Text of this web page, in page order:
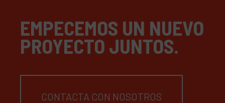
EMPECEMOS UN NUEVO
PROYECTO JUNTOS.
CONTACTA CON NOSOTROS